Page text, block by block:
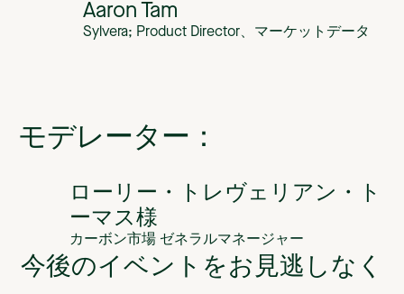
Aaron Tam
Sylvera; Product Director、マーケットデータ
モデレーター：
ローリー・トレヴェリアン・ト
ーマス様
カーボン市場 ゼネラルマネージャー
今後のイベントをお見逃しなく